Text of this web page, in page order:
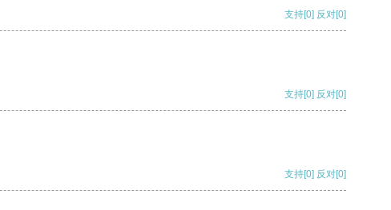
支持[0] 反对[0]
支持[0] 反对[0]
支持[0] 反对[0]